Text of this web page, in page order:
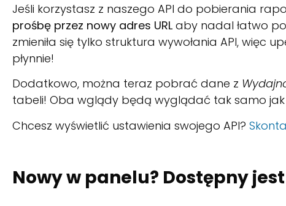
Jeśli korzystasz z naszego API do pobierania
prośbę przez nowy adres URL aby nadal łatwo
zmieniła się tylko struktura wywołania API, więc
płynnie!
Dodatkowo, można teraz pobrać dane z
tabeli! Oba wglądy będą wyglądać tak samo jak
Chcesz wyświetlić ustawienia swojego API?
Nowy w panelu? Dostępny